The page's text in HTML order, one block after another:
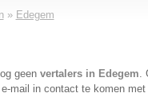
» Edegem
geen vertalers in Edegem.
mail in contact te komen